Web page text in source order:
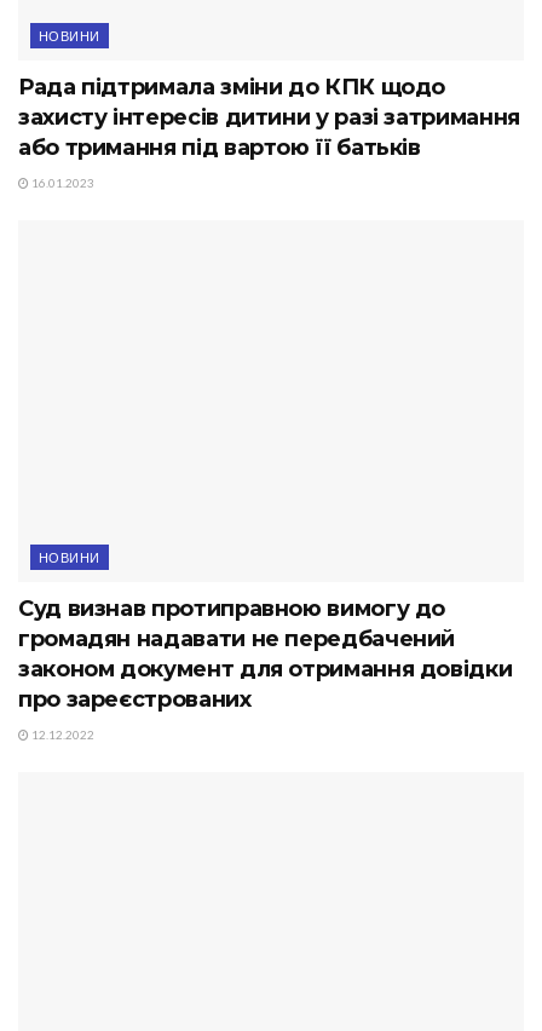
НОВИНИ
Рада підтримала зміни до КПК щодо
захисту інтересів дитини у разі затримання
або тримання під вартою її батьків
16.01.2023
НОВИНИ
Суд визнав протиправною вимогу до
громадян надавати не передбачений
законом документ для отримання довідки
про зареєстрованих
12.12.2022